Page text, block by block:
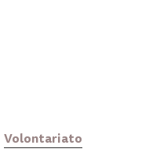
Volontariato